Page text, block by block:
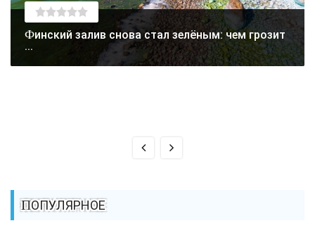
Финский залив снова стал зелёным: чем грозит
...
ПОПУЛЯРНОЕ